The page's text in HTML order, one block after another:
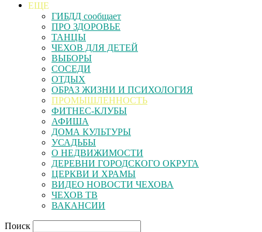
ЕЩЕ
ГИБДД сообщает
ПРО ЗДОРОВЬЕ
ТАНЦЫ
ЧЕХОВ ДЛЯ ДЕТЕЙ
ВЫБОРЫ
СОСЕДИ
ОТДЫХ
ОБРАЗ ЖИЗНИ И ПСИХОЛОГИЯ
ПРОМЫШЛЕННОСТЬ
ФИТНЕС-КЛУБЫ
АФИША
ДОМА КУЛЬТУРЫ
УСАДЬБЫ
О НЕДВИЖИМОСТИ
ДЕРЕВНИ ГОРОДСКОГО ОКРУГА
ЦЕРКВИ И ХРАМЫ
ВИДЕО НОВОСТИ ЧЕХОВА
ЧЕХОВ ТВ
ВАКАНСИИ
Поиск